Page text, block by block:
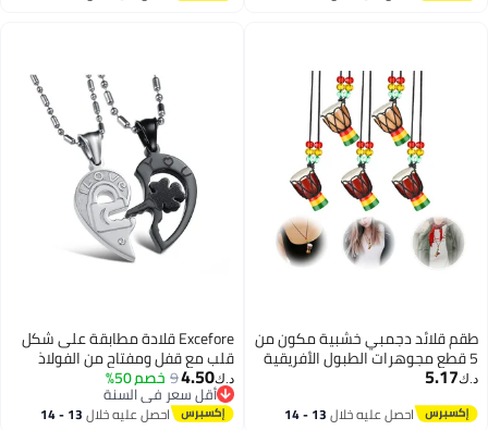
طقم قلائد دجمبي خشبية مكون من
5 قطع مجوهرات الطبول الأفريقية
للأطفال والبالغين مثالي للحفلات
د.ك‏5.17
احصل عليه خلال 13 - 14
Excefore قلادة مطابقة على شكل
قلب مع قفل ومفتاح من الفولاذ
المقاوم للصدأ للزوجين هدايا خطوبة
د.ك‏4.50
9خصم 50%
أقل سعر في السنة
أقل سعر في السنة
احصل عليه خلال 13 - 14